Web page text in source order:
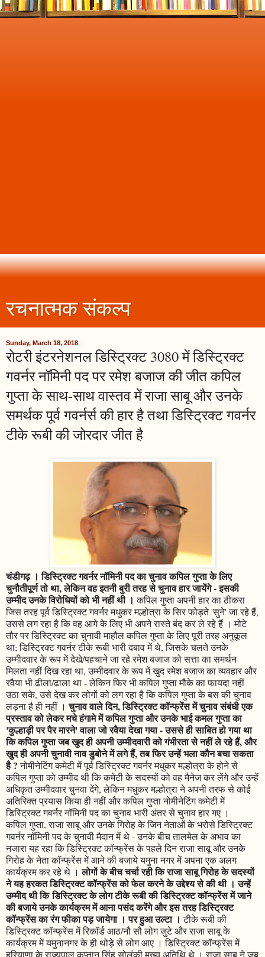
रचनात्मक संकल्प
Sunday, March 18, 2018
रोटरी इंटरनेशनल डिस्ट्रिक्ट 3080 में डिस्ट्रिक्ट
गवर्नर नॉमिनी पद पर रमेश बजाज की जीत कपिल
गुप्ता के साथ-साथ वास्तव में राजा साबू और उनके
समर्थक पूर्व गवर्नर्स की हार है तथा डिस्ट्रिक्ट गवर्नर
टीके रूबी की जोरदार जीत है
चंडीगढ़ । डिस्ट्रिक्ट गवर्नर नॉमिनी पद का चुनाव कपिल गुप्ता के लिए
चुनौतीपूर्ण तो था, लेकिन वह इतनी बुरी तरह से चुनाव हार जायेंगे - इसकी
उम्मीद उनके विरोधियों को भी नहीं थी ।कपिल गुप्ता अपनी हार का ठीकरा
जिस तरह पूर्व डिस्ट्रिक्ट गवर्नर मधुकर मल्होत्रा के सिर फोड़ते 'सुने' जा रहे हैं,
उससे लग रहा है कि वह आगे के लिए भी अपने रास्ते बंद कर ले रहे हैं । मोटे
तौर पर डिस्ट्रिक्ट का चुनावी माहौल कपिल गुप्ता के लिए पूरी तरह अनुकूल
था; डिस्ट्रिक्ट गवर्नर टीके रूबी भारी दबाव में थे, जिसके चलते उनके
उम्मीदवार के रूप में देखे/पहचाने जा रहे रमेश बजाज को सत्ता का समर्थन
मिलता नहीं दिख रहा था, उम्मीदवार के रूप में खुद रमेश बजाज का व्यवहार और
रवैया भी ढीला/ढाला था - लेकिन फिर भी कपिल गुप्ता मौके का फायदा नहीं
उठा सके, उसे देख कर लोगों को लग रहा है कि कपिल गुप्ता के बस की चुनाव
लड़ना है ही नहीं ।चुनाव वाले दिन, डिस्ट्रिक्ट कॉन्फ्रेंस में चुनाव संबंधी एक
प्रस्ताव को लेकर मचे हंगामे में कपिल गुप्ता और उनके भाई कमल गुप्ता का
'कुल्हाड़ी पर पैर मारने' वाला जो रवैया देखा गया - उससे ही साबित हो गया था
कि कपिल गुप्ता जब खुद ही अपनी उम्मीदवारी को गंभीरता से नहीं ले रहे हैं, और
खुद ही अपनी चुनावी नाव डुबोने में लगे हैं, तब फिर उन्हें भला कौन बचा सकता
है ?नोमीनेटिंग कमेटी में पूर्व डिस्ट्रिक्ट गवर्नर मधुकर मल्होत्रा के होने से
कपिल गुप्ता को उम्मीद थी कि कमेटी के सदस्यों को वह मैनेज कर लेंगे और उन्हें
अधिकृत उम्मीदवार चुनवा देंगे, लेकिन मधुकर मल्होत्रा ने अपनी तरफ से कोई
अतिरिक्त प्रयास किया ही नहीं और कपिल गुप्ता नोमीनेटिंग कमेटी में
डिस्ट्रिक्ट गवर्नर नॉमिनी पद का चुनाव भारी अंतर से चुनाव हार गए ।
कपिल गुप्ता, राजा साबू और उनके गिरोह के जिन नेताओं के भरोसे डिस्ट्रिक्ट
गवर्नर नॉमिनी पद के चुनावी मैदान में थे - उनके बीच तालमेल के अभाव का
नजारा यह रहा कि डिस्ट्रिक्ट कॉन्फ्रेंस के पहले दिन राजा साबू और उनके
गिरोह के नेता कॉन्फ्रेंस में आने की बजाये यमुना नगर में अपना एक अलग
कार्यक्रम कर रहे थे ।लोगों के बीच चर्चा रही कि राजा साबू गिरोह के सदस्यों
ने यह हरकत डिस्ट्रिक्ट कॉन्फ्रेंस को फेल करने के उद्देश्य से की थी । उन्हें
उम्मीद थी कि डिस्ट्रिक्ट के लोग टीके रूबी की डिस्ट्रिक्ट कॉन्फ्रेंस में जाने
की बजाये उनके कार्यक्रम में आना पसंद करेंगे और इस तरह डिस्ट्रिक्ट
कॉन्फ्रेंस का रंग फीका पड़ जायेगा । पर हुआ उल्टा । टीके रूबी की
डिस्ट्रिक्ट कॉन्फ्रेंस में रिकॉर्ड आठ/नौ सौ लोग जुटे और राजा साबू के
कार्यक्रम में यमुनानगर के ही थोड़े से लोग आए । डिस्ट्रिक्ट कॉन्फ्रेंस में
हरियाणा के राज्यपाल कप्तान सिंह सोलंकी मुख्य अतिथि थे । राजा साबू ने जब